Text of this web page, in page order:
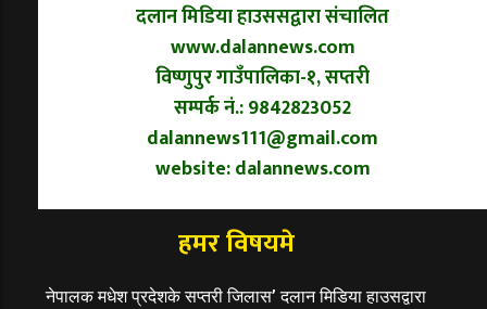
दलान मिडिया हाउससद्वारा संचालित
www.dalannews.com
विष्णुपुर गाउँपालिका-१, सप्तरी
सम्पर्क नं.: 9842823052
dalannews111@gmail.com
website: dalannews.com
हमर विषयमे
नेपालक मधेश प्रदेशके सप्तरी जिलास’ दलान मिडिया हाउसद्वारा